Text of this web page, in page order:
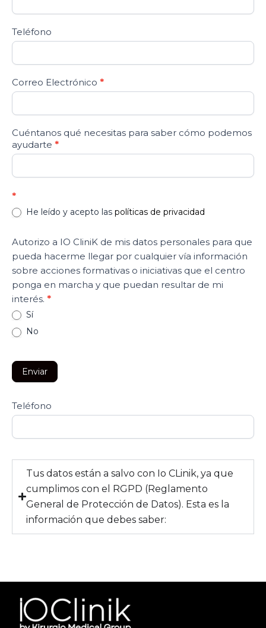
Teléfono
Correo Electrónico *
Cuéntanos qué necesitas para saber cómo podemos
ayudarte *
*
He leído y acepto las políticas de privacidad
Autorizo a IO CliniK de mis datos personales para que
pueda hacerme llegar por cualquier vía información
sobre acciones formativas o iniciativas que el centro
ponga en marcha y que puedan resultar de mi
interés. *
Sí
No
Enviar
Teléfono
Tus datos están a salvo con Io CLinik, ya que
cumplimos con el RGPD (Reglamento
General de Protección de Datos). Esta es la
información que debes saber: